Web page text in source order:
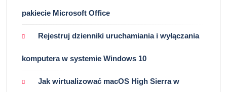
pakiecie Microsoft Office
Rejestruj dzienniki uruchamiania i wyłączania
komputera w systemie Windows 10
Jak wirtualizować macOS High Sierra w